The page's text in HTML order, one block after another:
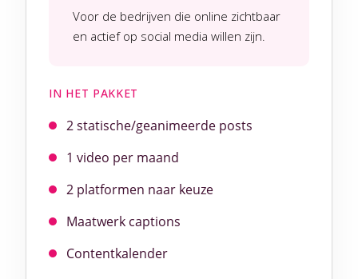
Voor de bedrijven die online zichtbaar
en actief op social media willen zijn.
IN HET PAKKET
2 statische/geanimeerde posts
1 video per maand
2 platformen naar keuze
Maatwerk captions
Contentkalender